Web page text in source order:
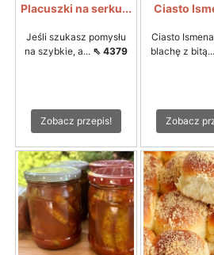
Placuszki na serku...
Jeśli szukasz pomysłu
na szybkie, a... ⇖ 4379
Zobacz przepis!
Ciasto
Ciasto
blachę z bitą...
Zobacz